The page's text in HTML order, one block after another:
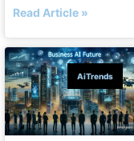
Read Article »
AiTrends